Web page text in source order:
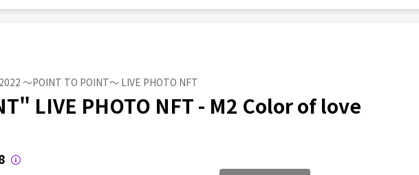
〜POINT TO POINT〜 LIVE PHOTO NFT
LIVE PHOTO NFT - M2 Color of love